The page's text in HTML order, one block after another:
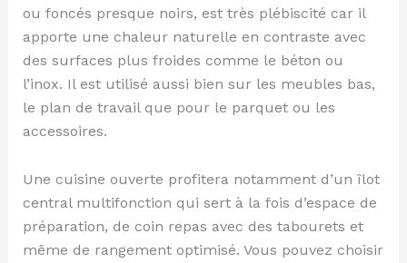
ou foncés presque noirs, est très plébiscité car il
apporte une chaleur naturelle en contraste avec
des surfaces plus froides comme le béton ou
l’inox. Il est utilisé aussi bien sur les meubles bas,
le plan de travail que pour le parquet ou les
accessoires.
Une cuisine ouverte profitera notamment d’un îlot
central multifonction qui sert à la fois d’espace de
préparation, de coin repas avec des tabourets et
même de rangement optimisé. Vous pouvez choisir